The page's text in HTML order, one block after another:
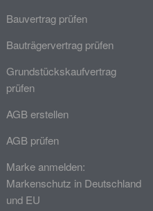
Bauvertrag prüfen
Bauträgervertrag prüfen
Grundstückskaufvertrag
prüfen
AGB erstellen
AGB prüfen
Marke anmelden:
Markenschutz in Deutschland
und EU